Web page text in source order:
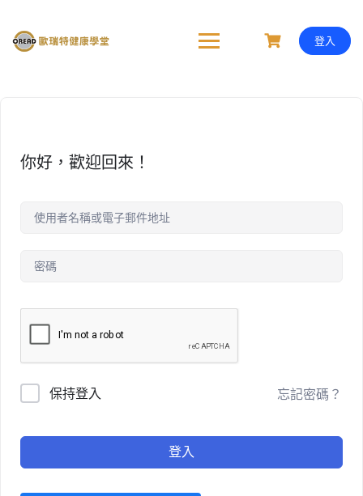
content
登入
你好，歡迎回來！
保持登入 忘記密碼？
登入